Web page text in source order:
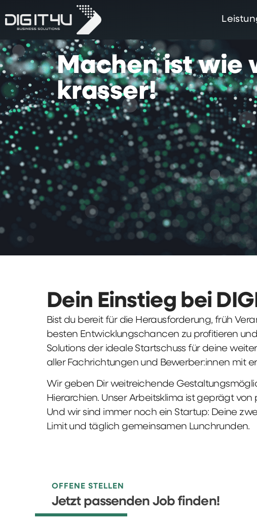
Machen ist wie
krasser!
Dein Einstieg bei
Bist du bereit für die Herausforderung, früh
besten Entwicklungschancen zu profitieren
Solutions der ideale Startschuss für deine
aller Fachrichtungen und Bewerber:innen mit
Wir geben Dir weitreichende
Hierarchien. Unser Arbeitsklima ist geprägt
Und wir sind immer noch ein Startup: Deine
Limit und täglich gemeinsamen Lunchrunden.
OFFENE STELLEN
Jetzt passenden Job finden!